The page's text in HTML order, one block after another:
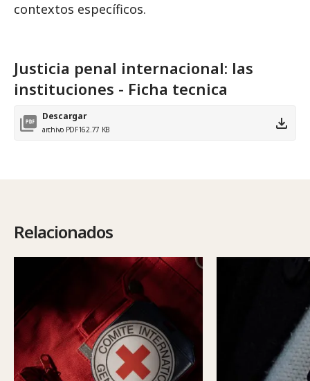
contextos específicos.
Justicia penal internacional: las
instituciones - Ficha tecnica
Descargar
archivo PDF162.77 KB
Relacionados